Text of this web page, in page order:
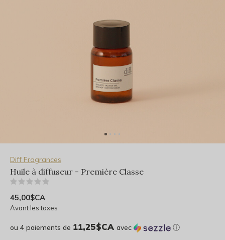
Diff Fragrances
Huile à diffuseur - Première Classe
45,00$CA
Avant les taxes
ou 4 paiements de 11,25$CA avec ⓘ